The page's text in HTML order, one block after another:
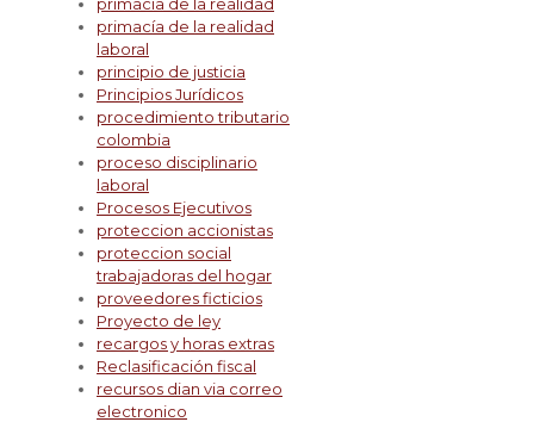
primacía de la realidad
laboral
principio de justicia
Principios Jurídicos
procedimiento tributario
colombia
proceso disciplinario
laboral
Procesos Ejecutivos
proteccion accionistas
proteccion social
trabajadoras del hogar
proveedores ficticios
Proyecto de ley
recargos y horas extras
Reclasificación fiscal
recursos dian via correo
electronico